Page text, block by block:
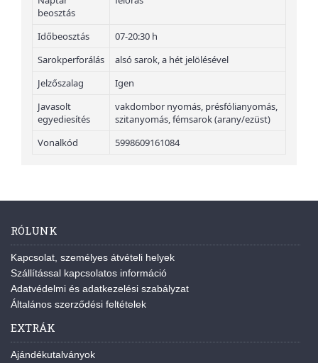
beosztás
Időbeosztás
07-20:30 h
Sarokperforálás
alsó sarok, a hét jelölésével
Jelzőszalag
Igen
Javasolt
egyediesítés
vakdombor nyomás, présfólianyomás,
szitanyomás, fémsarok (arany/ezüst)
Vonalkód
5998609161084
RÓLUNK
Kapcsolat, személyes átvételi helyek
Szállítással kapcsolatos információ
Adatvédelmi és adatkezelési szabályzat
Általános szerződési feltételek
EXTRÁK
Ajándékutalványok